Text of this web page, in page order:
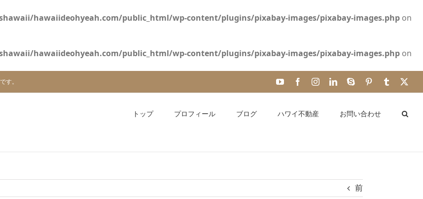
hawaiideohyeah.com/public_html/wp-content/plugins/pixabay-images/pixabay-images.php on
hawaiideohyeah.com/public_html/wp-content/plugins/pixabay-images/pixabay-images.php on
す。 YouTubeFacebookInstagramLinkedInSkype PinterestTumblr
トップ プロフィール ブログ ハワイ不動産 お問い合わせ
前